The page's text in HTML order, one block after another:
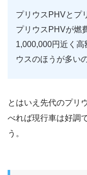
プリウスPHVとプ
プリウスPHVが燃
1,000,000円近く
ウスのほうが多い
とはいえ先代のプリ
べれば現行車は好調
う。